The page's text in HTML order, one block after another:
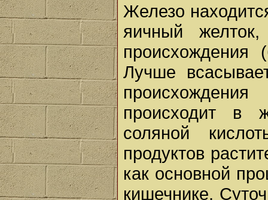
Железо
яичный
происхождения
Лучше
происходит в
соляной
продуктов
как основной
кишечнике.